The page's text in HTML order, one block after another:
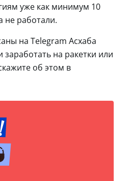
уже как минимум 10
не работали.
на Telegram Асхаба
на ракетки или
об этом в